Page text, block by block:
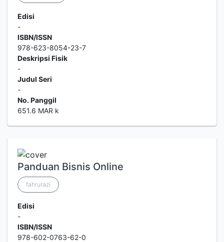
Edisi
-
ISBN/ISSN
978-623-8054-23-7
Deskripsi Fisik
-
Judul Seri
-
No. Panggil
651.6 MAR k
Panduan Bisnis Online
fahrurazi
Edisi
-
ISBN/ISSN
978-602-0763-62-0